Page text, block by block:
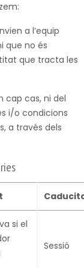
a l’equip
que no és
que tracta les
cap cas, ni del
i/o condicions
a través dels
si el
Sessió